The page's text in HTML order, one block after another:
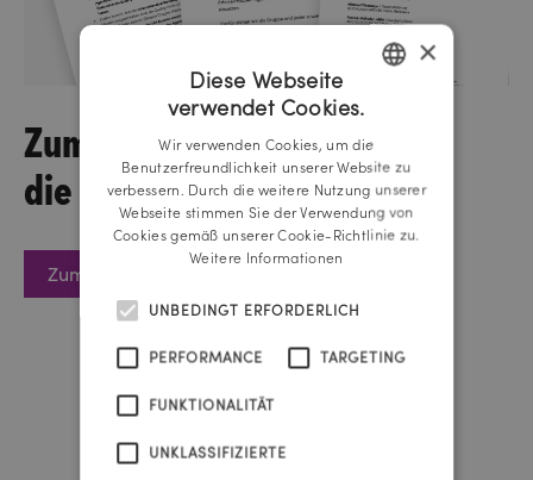
Zum Schreiben an
die IAA Austria
Zum PDF Brief
GERMAN
×
Diese Webseite
verwendet Cookies.
Wir verwenden Cookies, um die
Benutzerfreundlichkeit unserer Website zu
verbessern. Durch die weitere Nutzung unserer
Webseite stimmen Sie der Verwendung von
Cookies gemäß unserer Cookie-Richtlinie zu.
Weitere Informationen
UNBEDINGT ERFORDERLICH
PERFORMANCE TARGETING
FUNKTIONALITÄT
UNKLASSIFIZIERTE